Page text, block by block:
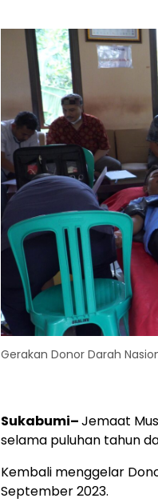
Gerakan Donor Darah
Sukabumi–Jemaat
selama puluhan tahun
Kembali menggelar
September 2023.